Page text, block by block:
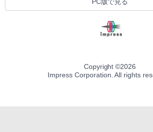
PC版で見る
Copyright ©2026
Impress Corporation. All rights